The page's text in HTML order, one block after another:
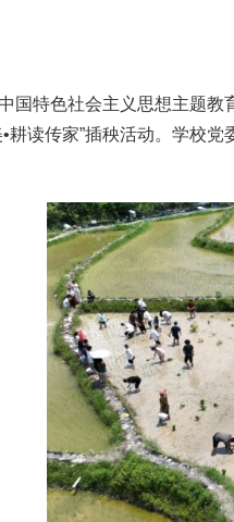
国特色社会主义思想主题教
耕读传家”插秧活动。学校